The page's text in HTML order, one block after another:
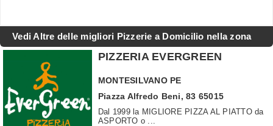
Vedi Altre delle migliori Pizzerie a Domicilio nella zona
PIZZERIA EVERGREEN
MONTESILVANO PE
Piazza Alfredo Beni, 83 65015
Dal 1999 la MIGLIORE PIZZA AL PIATTO da
ASPORTO o ...